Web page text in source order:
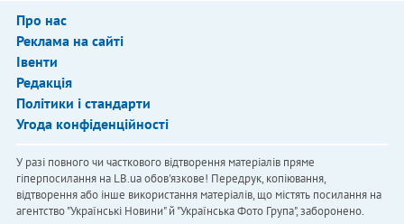
Про нас
Реклама на сайті
Івенти
Редакція
Політики і стандарти
Угода конфіденційності
У разі повного чи часткового відтворення матеріалів пряме
гіперпосилання на LB.ua обов'язкове! Передрук, копіювання,
відтворення або інше використання матеріалів, що містять посилання на
агентство "Українськi Новини" й "Українська Фото Група", заборонено.